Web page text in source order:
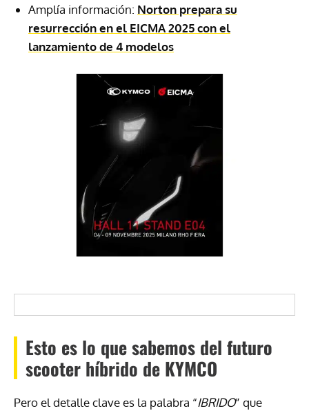
Amplía información: Norton prepara su
resurrección en el EICMA 2025 con el
lanzamiento de 4 modelos
Esto es lo que sabemos del futuro
scooter híbrido de KYMCO
Pero el detalle clave es la palabra “IBRIDO” que